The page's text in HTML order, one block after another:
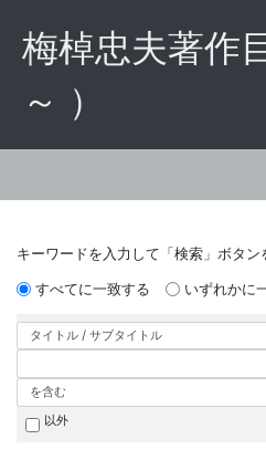
梅棹忠夫著作
～ ）
キーワードを入力して「検索」ボタン
すべてに一致する
いずれかに
以外